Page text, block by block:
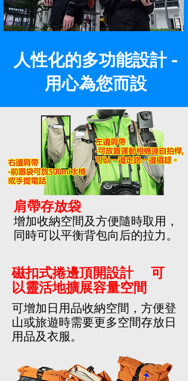
人性化的多功能設計 -
用心為您而設
肩帶存放袋
增加收納空間及方便隨時取用，
同時可以平衡背包向后的拉力。
磁扣式捲邊頂開設計 可
以靈活地擴展容量空間
可增加日用品收納空間，方便登
山或旅遊時需要更多空間存放日
用品及衣服。